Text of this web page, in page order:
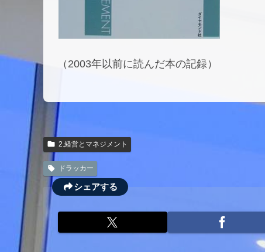
（2003年以前に読んだ本の記録）
2.経営とマネジメント
ドラッカー
シェアする